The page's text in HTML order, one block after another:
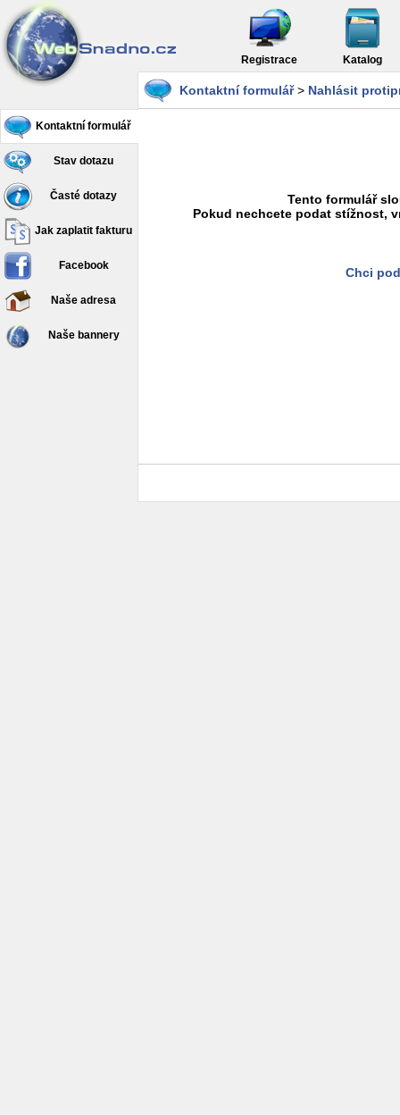
Registrace Katalog
Kontaktní formulář
Stav dotazu
Časté dotazy
Jak zaplatit fakturu
Facebook
Naše adresa
Naše bannery
Kontaktní formulář> Nahlásit
Tento formulář
Pokud nechcete podat stížnost,
Chci